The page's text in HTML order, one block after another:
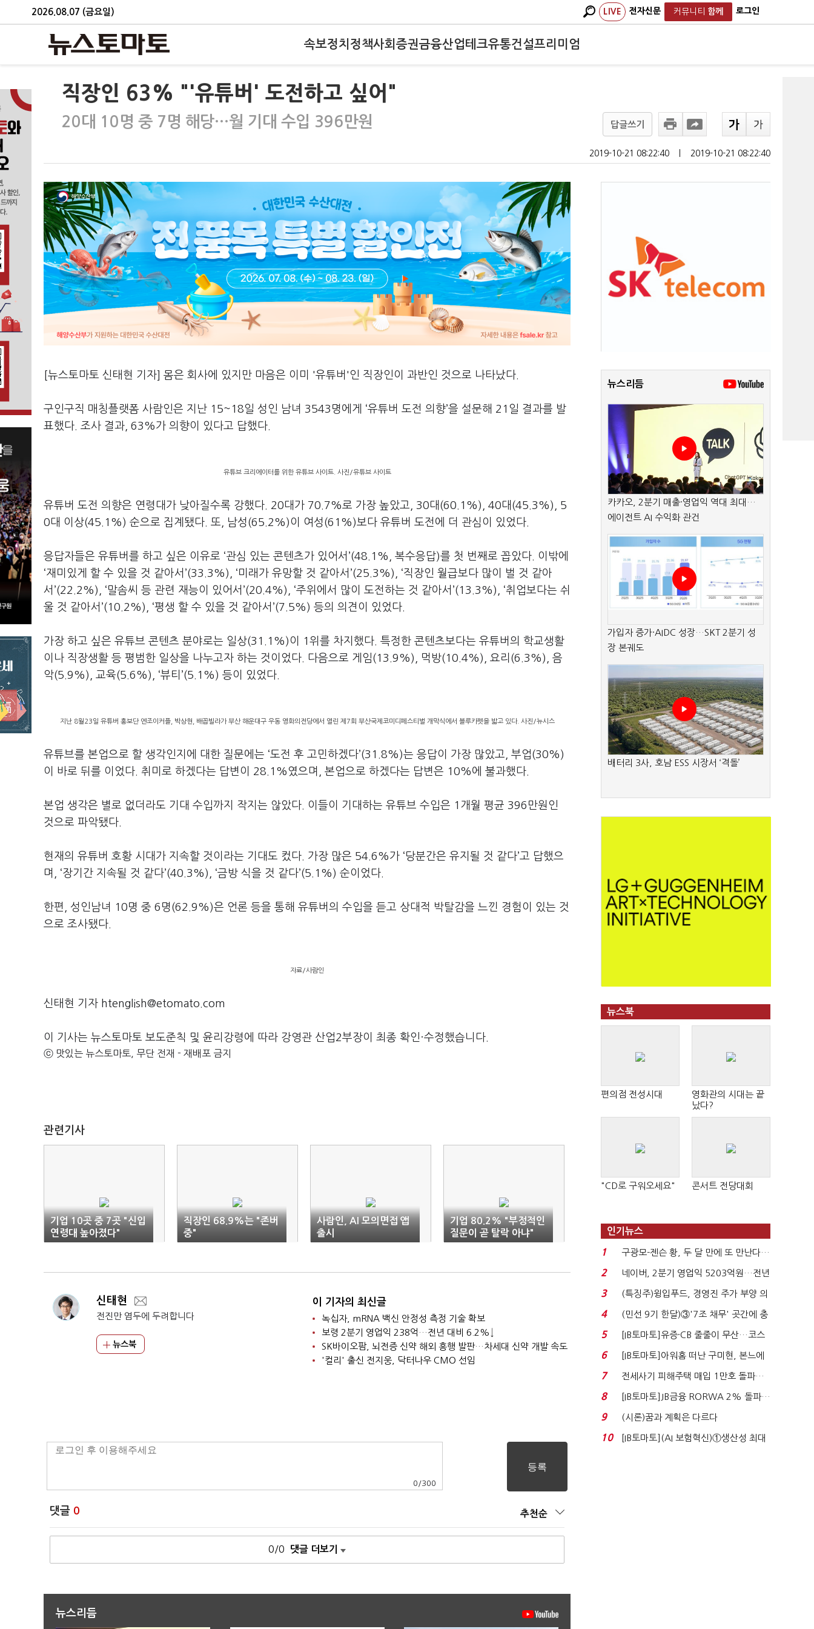
2026.08.07 (금요일) LIVE 전자신문 커뮤니티 함께 로그인
속보정치 정책사회 증권금융산업테크유통건설프리미엄
직장인 63% "'유튜버' 도전하고 싶어"
20대 10명 중 7명 해당…월 기대 수입 396만원 답글쓰기
2019-10-21 08:22:40 2019-10-21 08:22:40
[뉴스토마토 신태현 기자] 몸은 회사에 있지만 마음은 이미 '유튜버'인 직장인이 과반인 것으로 나타났다.
구인구직 매칭플랫폼 사람인은 지난 15~18일 성인 남녀 3543명에게 ‘유튜버 도전 의향’을 설문해 21일 결과를 발
표했다. 조사 결과, 63%가 의향이 있다고 답했다.
유튜브 크리에이터를 위한 유튜브 사이트. 사진/유튜브 사이트
유튜버 도전 의향은 연령대가 낮아질수록 강했다. 20대가 70.7%로 가장 높았고, 30대(60.1%), 40대(45.3%), 5
0대 이상(45.1%) 순으로 집계됐다. 또, 남성(65.2%)이 여성(61%)보다 유튜버 도전에 더 관심이 있었다.
응답자들은 유튜버를 하고 싶은 이유로 ‘관심 있는 콘텐츠가 있어서’(48.1%, 복수응답)를 첫 번째로 꼽았다. 이밖에
‘재미있게 할 수 있을 것 같아서’(33.3%), ‘미래가 유망할 것 같아서’(25.3%), ‘직장인 월급보다 많이 벌 것 같아
서’(22.2%), ‘말솜씨 등 관련 재능이 있어서’(20.4%), ‘주위에서 많이 도전하는 것 같아서’(13.3%), ‘취업보다는 쉬
울 것 같아서’(10.2%), ‘평생 할 수 있을 것 같아서’(7.5%) 등의 의견이 있었다.
가장 하고 싶은 유튜브 콘텐츠 분야로는 일상(31.1%)이 1위를 차지했다. 특정한 콘텐츠보다는 유튜버의 학교생활
이나 직장생활 등 평범한 일상을 나누고자 하는 것이었다. 다음으로 게임(13.9%), 먹방(10.4%), 요리(6.3%), 음
악(5.9%), 교육(5.6%), ‘뷰티’(5.1%) 등이 있었다.
지난 8월23일 유튜버 홍보단 엔조이커플, 박상현, 배꼽빌라가 부산 해운대구 우동 영화의전당에서 열린 제7회 부산국제코미디페스티벌 개막식에서 블루카펫을 밟고 있다. 사진/뉴시스
유튜브를 본업으로 할 생각인지에 대한 질문에는 ‘도전 후 고민하겠다’(31.8%)는 응답이 가장 많았고, 부업(30%)
이 바로 뒤를 이었다. 취미로 하겠다는 답변이 28.1%였으며, 본업으로 하겠다는 답변은 10%에 불과했다.
본업 생각은 별로 없더라도 기대 수입까지 작지는 않았다. 이들이 기대하는 유튜브 수입은 1개월 평균 396만원인
것으로 파악됐다.
현재의 유튜버 호황 시대가 지속할 것이라는 기대도 컸다. 가장 많은 54.6%가 ‘당분간은 유지될 것 같다’고 답했으
며, ‘장기간 지속될 것 같다’(40.3%), ‘금방 식을 것 같다’(5.1%) 순이었다.
한편, 성인남녀 10명 중 6명(62.9%)은 언론 등을 통해 유튜버의 수입을 듣고 상대적 박탈감을 느낀 경험이 있는 것
으로 조사됐다.
자료/사람인
신태현 기자 htenglish@etomato.com
이 기사는 뉴스토마토 보도준칙 및 윤리강령에 따라 강영관 산업2부장이 최종 확인·수정했습니다.
ⓒ 맛있는 뉴스토마토, 무단 전재 - 재배포 금지
관련기사
기업 10곳 중 7곳 "신입
연령대 높아졌다"
직장인 68.9%는 "존버
중"
사람인, AI 모의면접 앱
출시
기업 80.2% "부정적인
질문이 곧 탈락 아냐"
신태현
전진만 염두에 두려합니다
뉴스북
이 기자의 최신글
녹십자, mRNA 백신 안정성 측정 기술 확보
보령 2분기 영업익 238억…전년 대비 6.2%↓
SK바이오팜, 뇌전증 신약 해외 흥행 발판…차세대 신약 개발 속도
'컬리' 출신 전지웅, 닥터나우 CMO 선임
0 /300
댓글 0 추천순
0/0 댓글 더보기
뉴스리듬
뉴스리듬
카카오, 2분기 매출·영업익 역대 최대…
에이전트 AI 수익화 관건
가입자 증가·AIDC 성장…SKT 2분기 성
장 본궤도
배터리 3사, 호남 ESS 시장서 ‘격돌’
뉴스북
편의점 전성시대
영화관의 시대는 끝
났다?
"CD로 구워오세요" 콘서트 전당대회
인기뉴스
1
구광모-젠슨 황, 두 달 만에 또 만난다…
로봇·AI 등 논...
2
네이버, 2분기 영업익 5203억원…전년
비 0.2% 감소...
3
(특징주)윙입푸드, 경영진 주가 부양 의
지에 상한가...
4
(민선 9기 한달)③'7조 채무' 곳간에 충
격…추미애, 20년...
5
[IB토마토]유증·CB 줄줄이 무산…코스
닥 벌점 급증에 ...
6
[IB토마토]아워홈 떠난 구미현, 본느에
340억 베팅…가...
7
전세사기 피해주택 매입 1만호 돌파…
누적 피해자 4만2...
8
[IB토마토]JB금융 RORWA 2% 돌파…
실적 견인은 은행 ...
9 (시론)꿈과 계획은 다르다
10
[IB토마토](AI 보험혁신)①생산성 최대